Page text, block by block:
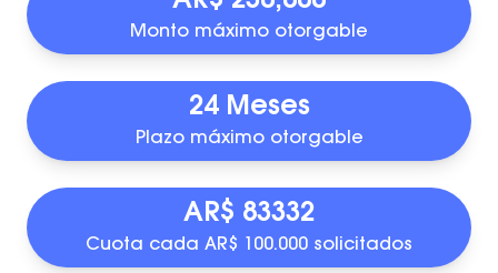
Monto máximo otorgable
24 Meses
Plazo máximo otorgable
AR$ 83332
Cuota cada AR$ 100.000 solicitados